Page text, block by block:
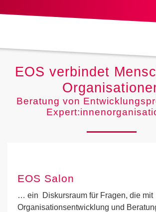
EOS verbindet
Beratung von
EOS Salon
… ein Diskursraum für Fragen, die mit
Organisationsentwicklung und